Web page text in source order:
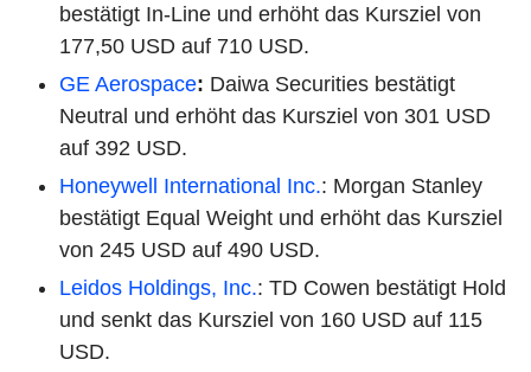
bestätigt In-Line und erhöht das Kursziel von
177,50 USD auf 710 USD.
GE Aerospace: Daiwa Securities bestätigt
Neutral und erhöht das Kursziel von 301 USD
auf 392 USD.
Honeywell International Inc.: Morgan Stanley
bestätigt Equal Weight und erhöht das Kursziel
von 245 USD auf 490 USD.
Leidos Holdings, Inc.: TD Cowen bestätigt Hold
und senkt das Kursziel von 160 USD auf 115
USD.